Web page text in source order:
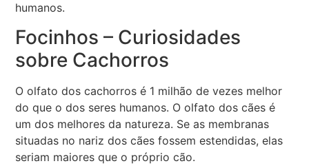
humanos.
Focinhos – Curiosidades
sobre Cachorros
O olfato dos cachorros é 1 milhão de vezes melhor
do que o dos seres humanos. O olfato dos cães é
um dos melhores da natureza. Se as membranas
situadas no nariz dos cães fossem estendidas, elas
seriam maiores que o próprio cão.